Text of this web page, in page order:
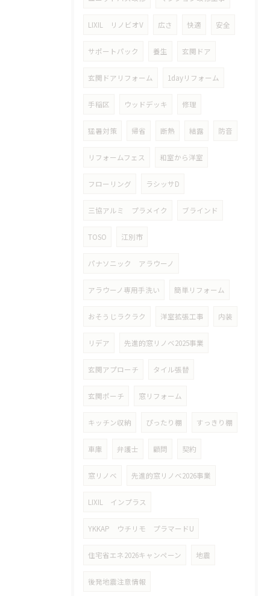
LIXIL リノビオV 広さ 快適 安全
サポートパック 養生 玄関ドア
玄関ドアリフォーム 1dayリフォーム
手稲区 ウッドデッキ 修理
猛暑対策 帰省 断熱 結露 防音
リフォームフェス 和室から洋室
フローリング ラシッサD
三協アルミ プラメイク ブラインド
TOSO 江別市
パナソニック アラウーノ
アラウーノ専用手洗い 簡単リフォーム
おそうじラクラク 洋室拡張工事 内装
リデア 先進的窓リノベ2025事業
玄関アプローチ タイル張替
玄関ポーチ 窓リフォーム
キッチン収納 ぴったり棚 すっきり棚
車庫 弁護士 顧問 契約
窓リノベ 先進的窓リノベ2026事業
LIXIL インプラス
YKKAP ウチリモ プラマードU
住宅省エネ2026キャンペーン 地震
後発地震注意情報